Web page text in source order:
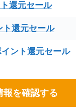
還元セール
ト還元セール
ント還元セール
を確認する